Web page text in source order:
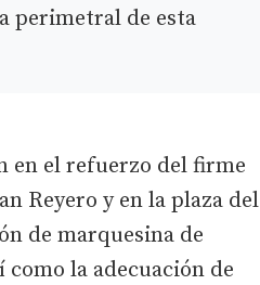
perimetral de esta
en el refuerzo del firme
Reyero y en la plaza del
de marquesina de
la adecuación de